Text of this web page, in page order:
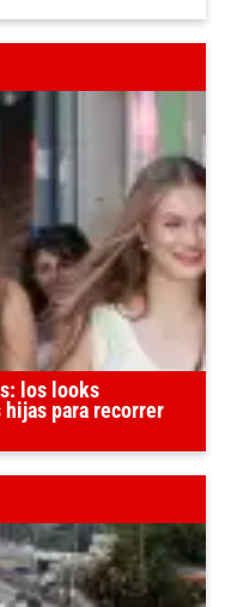
los looks
para recorrer